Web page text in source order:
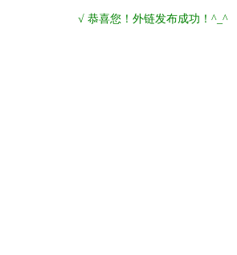
√ 恭喜您！外链发布成功！^_^